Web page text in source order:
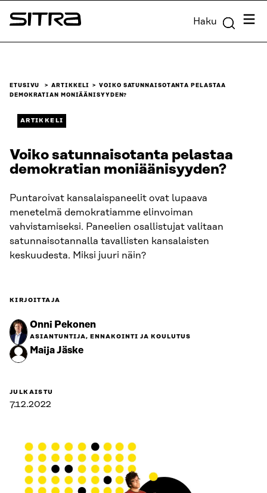
Siirry
suoraan
Sitra Haku
ETUSIVU ARTIKKELI
VOIKO SATUNNAISOTANTA PELASTAA
DEMOKRATIAN MONIÄÄNISYYDEN?
ARTIKKELI
Voiko satunnaisotanta pelastaa
demokratian moniäänisyyden?
Puntaroivat kansalaispaneelit ovat lupaava
menetelmä demokratiamme elinvoiman
vahvistamiseksi. Paneelien osallistujat valitaan
satunnaisotannalla tavallisten kansalaisten
keskuudesta. Miksi juuri näin?
KIRJOITTAJA
Onni Pekonen
ASIANTUNTIJA, ENNAKOINTI JA KOULUTUS
Maija Jäske
JULKAISTU
7.12.2022